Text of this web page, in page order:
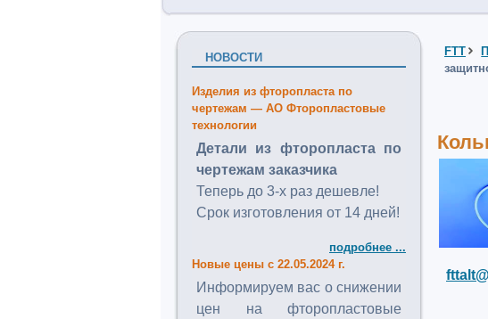
НОВОСТИ
Изделия из фторопласта по
чертежам — АО Фторопластовые
технологии
Детали из фторопласта по
чертежам заказчика
Теперь до 3-х раз дешевле!
Срок изготовления от 14 дней!
подробнее ...
Новые цены с 22.05.2024 г.
Информируем вас о снижении
цен на фторопластовые
FTT